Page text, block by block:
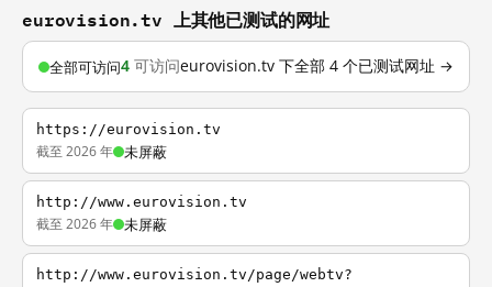
eurovision.tv 上其他已测试的网址
全部可访问4 可访问eurovision.tv 下全部 4 个已测试网址 →
https://eurovision.tv
截至 2026 年 未屏蔽
http://www.eurovision.tv
截至 2026 年 未屏蔽
http://www.eurovision.tv/page/webtv?